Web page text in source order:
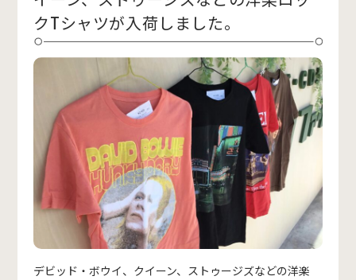
クTシャツが入荷しました。
デビッド・ボウイ、クイーン、ストゥージズなどの洋楽